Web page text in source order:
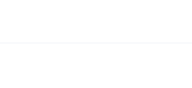
2813:00询价单位：中船星惯科技（武